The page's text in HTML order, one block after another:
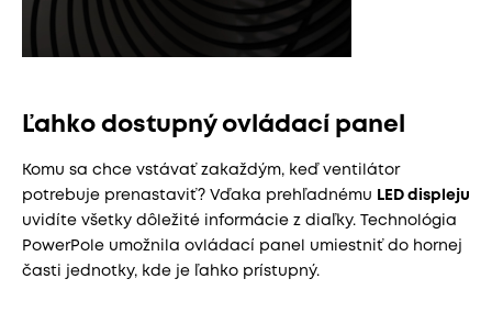
Ľahko dostupný ovládací panel
Komu sa chce vstávať zakaždým, keď ventilátor
potrebuje prenastaviť? Vďaka prehľadnému
LED displeju
uvidíte všetky dôležité informácie z diaľky. Technológia
PowerPole umožnila ovládací panel umiestniť do hornej
časti jednotky, kde je ľahko prístupný.